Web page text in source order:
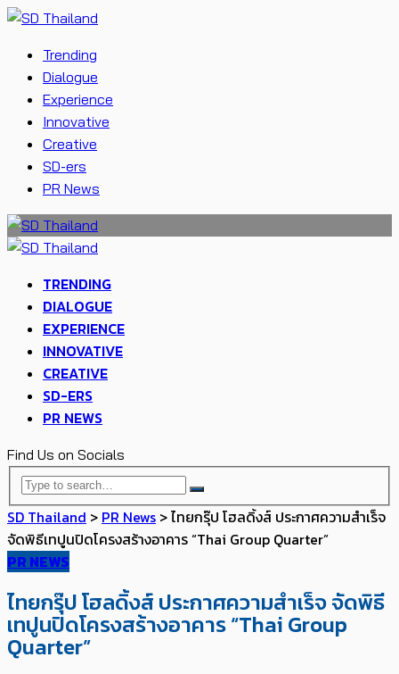
Trending
Dialogue
Experience
Innovative
Creative
SD-ers
PR News
TRENDING
DIALOGUE
EXPERIENCE
INNOVATIVE
CREATIVE
SD-ERS
PR NEWS
Find Us on Socials
SD Thailand > PR News >ไทยกรุ๊ป โฮลดิ้งส์ ประกาศความสำเร็จ
จัดพิธีเทปูนปิดโครงสร้างอาคาร “Thai Group Quarter”
PR NEWS
ไทยกรุ๊ป โฮลดิ้งส์ ประกาศความสำเร็จ จัดพิธี
เทปูนปิดโครงสร้างอาคาร “Thai Group
Quarter”